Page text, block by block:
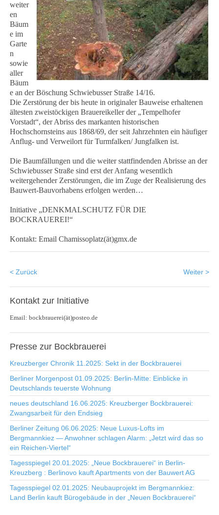
weiter
en
Bäum
e im
Garte
n
sowie
aller
Bäum
e an der Böschung Schwiebusser Straße 14/16.
Die Zerstörung der bis heute in originaler Bauweise erhaltenen
ältesten zweistöckigen Brauereikeller der „Tempelhofer
Vorstadt“, der Abriss des markanten historischen
Hochschornsteins aus 1868/69, der seit Jahrzehnten ein häufiger
Anflug- und Verweilort für Turmfalken/ Jungfalken ist.
Die Baumfällungen und die weiter stattfindenden Abrisse an der
Schwiebusser Straße sind erst der Anfang wesentlich
weitergehender Zerstörungen, die im Zuge der Realisierung des
Bauwert-Bauvorhabens erfolgen werden…
Initiative „DENKMALSCHUTZ FÜR DIE
BOCKRAUEREI!“
Kontakt: Email Chamissoplatz(ät)gmx.de
< Zurück Weiter >
Kontakt zur Initiative
Email: bockbrauerei(ät)posteo.de
Presse zur Bockbrauerei
Kreuzberger Chronik 11.2025: Sekt in der Bockbrauerei
Berliner Morgenpost 01.09.2025: Berlin-Mitte: Einblicke in
Deutschlands teuerste Wohnung
neues deutschland 16.06.2025: Kreuzberger Bockbrauerei:
Zwangsarbeit für den Endsieg
Berliner Zeitung 06.06.2025: Neue Luxus-Lofts im
Bergmannkiez — Anwohner schlagen Alarm: „Jetzt wird das so
ein Reichen-Viertel“
Tagesspiegel 20.01.2025: „Neue Bockbrauerei“ in Berlin-
Kreuzberg : Berlinovo kauft Apartments von der Bauwert AG
Tagesspiegel 02.01.2025: Neubauprojekt im Bergmannkiez:
Land Berlin kauft Bürogebäude in der „Neuen Bockbrauerei“